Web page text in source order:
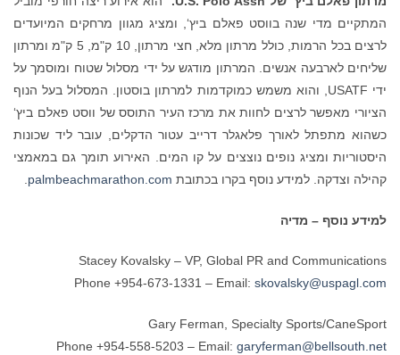
המתקיים מדי שנה בווסט פאלם ביץ‘, ומציג מגוון מרחקים המיועדים
לרצים בכל הרמות, כולל מרתון מלא, חצי מרתון, 10 ק"מ, 5 ק"מ ומרתון
שליחים לארבעה אנשים. המרתון מודגש על ידי מסלול שטוח ומוסמך על
ידי USATF, והוא משמש כמוקדמות למרתון בוסטון. המסלול בעל הנוף
הציורי מאפשר לרצים לחוות את מרכז העיר התוסס של ווסט פאלם ביץ‘
כשהוא מתפתל לאורך פלאגלר דרייב עטור הדקלים, עובר ליד שכונות
היסטוריות ומציג נופים נוצצים על קו המים. האירוע תומך גם במאמצי
קהילה וצדקה. למידע נוסף בקרו בכתובת palmbeachmarathon.com
למידע נוסף – מדיה
Stacey Kovalsky – VP, Global PR and Communications
Phone +954-673-1331 – Email: skovalsky@uspagl.com
Gary Ferman, Specialty Sports/CaneSport
Phone +954-558-5203 – Email: garyferman@bellsouth.net